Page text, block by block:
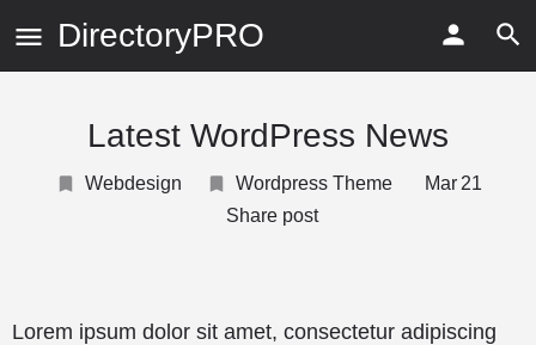
DirectoryPRO
Latest WordPress News
Webdesign Wordpress Theme Mar 21
Share post
Lorem ipsum dolor sit amet, consectetur adipiscing